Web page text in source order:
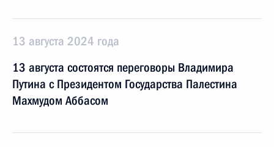
13 августа 2024 года
13 августа состоятся переговоры Владимира
Путина с Президентом Государства Палестина
Махмудом Аббасом